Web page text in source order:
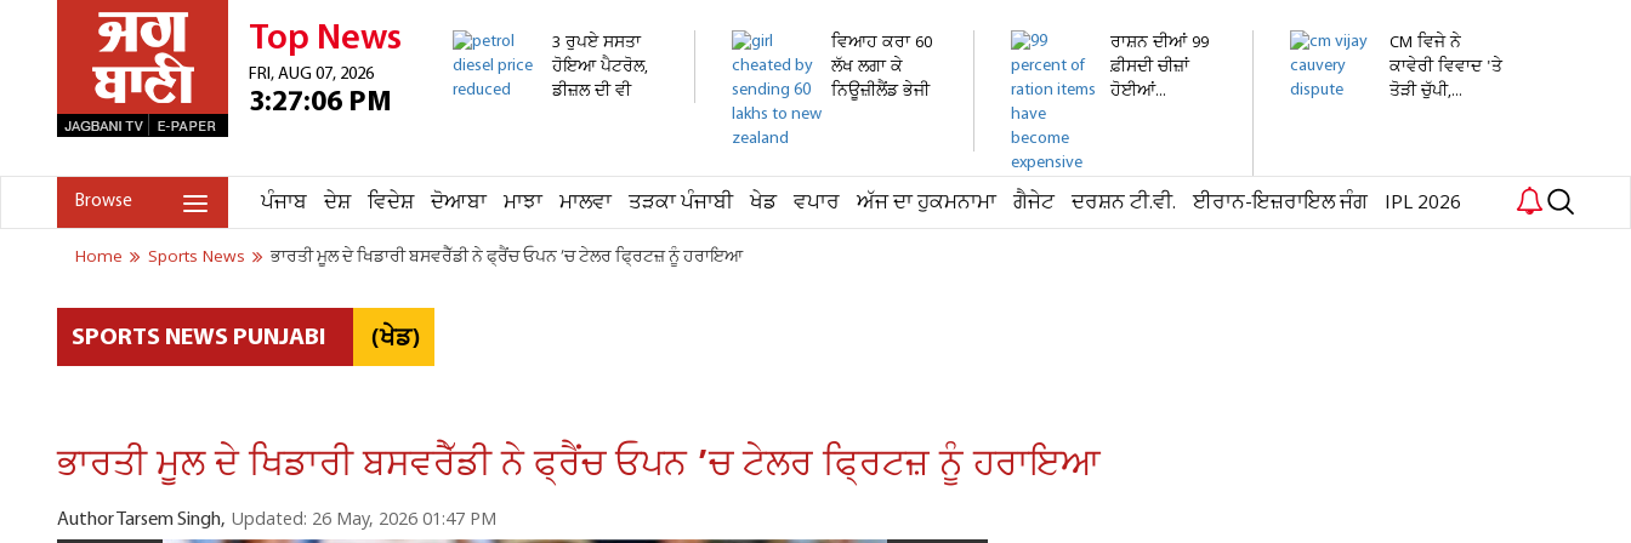
Top News
FRI, AUG 07, 2026
3:27:06 PM
3 ਰੁਪਏ ਸਸਤਾ
ਹੋਇਆ ਪੈਟਰੋਲ,
ਡੀਜ਼ਲ ਦੀ ਵੀ
ਵਿਆਹ ਕਰਾ 60
ਲੱਖ ਲਗਾ ਕੇ
ਨਿਊਜ਼ੀਲੈਂਡ ਭੇਜੀ
ਰਾਸ਼ਨ ਦੀਆਂ 99
ਫ਼ੀਸਦੀ ਚੀਜ਼ਾਂ
ਹੋਈਆਂ...
CM ਵਿਜੇ ਨੇ
ਕਾਵੇਰੀ ਵਿਵਾਦ 'ਤੇ
ਤੋੜੀ ਚੁੱਪੀ,...
Browse ਪੰਜਾਬ ਦੇਸ਼ ਵਿਦੇਸ਼ ਦੋਆਬਾ ਮਾਝਾ ਮਾਲਵਾ ਤੜਕਾ ਪੰਜਾਬੀ ਖੇਡ ਵਪਾਰ ਅੱਜ ਦਾ ਹੁਕਮਨਾਮਾ ਗੈਜੇਟ ਦਰਸ਼ਨ ਟੀ.ਵੀ. ਈਰਾਨ-ਇਜ਼ਰਾਇਲ ਜੰਗ IPL 2026
Home Sports News ਭਾਰਤੀ ਮੂਲ ਦੇ ਖਿਡਾਰੀ ਬਸਵਰੈੱਡੀ ਨੇ ਫ੍ਰੈਂਚ ਓਪਨ ’ਚ ਟੇਲਰ ਫ੍ਰਿਟਜ਼ ਨੂੰ ਹਰਾਇਆ
SPORTS NEWS PUNJABI (ਖੇਡ)
ਭਾਰਤੀ ਮੂਲ ਦੇ ਖਿਡਾਰੀ ਬਸਵਰੈੱਡੀ ਨੇ ਫ੍ਰੈਂਚ ਓਪਨ ’ਚ ਟੇਲਰ ਫ੍ਰਿਟਜ਼ ਨੂੰ ਹਰਾਇਆ
Author Tarsem Singh, Updated: 26 May, 2026 01:47 PM